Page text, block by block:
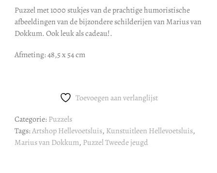
Puzzel met 1000 stukjes van de prachtige humoristische
afbeeldingen van de bijzondere schilderijen van Marius van
Dokkum. Ook leuk als cadeau!.
Afmeting: 48,5 x 54 cm
Toevoegen aan verlanglijst
Categorie:Puzzels
Tags:Artshop Hellevoetsluis, Kunstuitleen Hellevoetsluis,
Marius van Dokkum, Puzzel Tweede jeugd